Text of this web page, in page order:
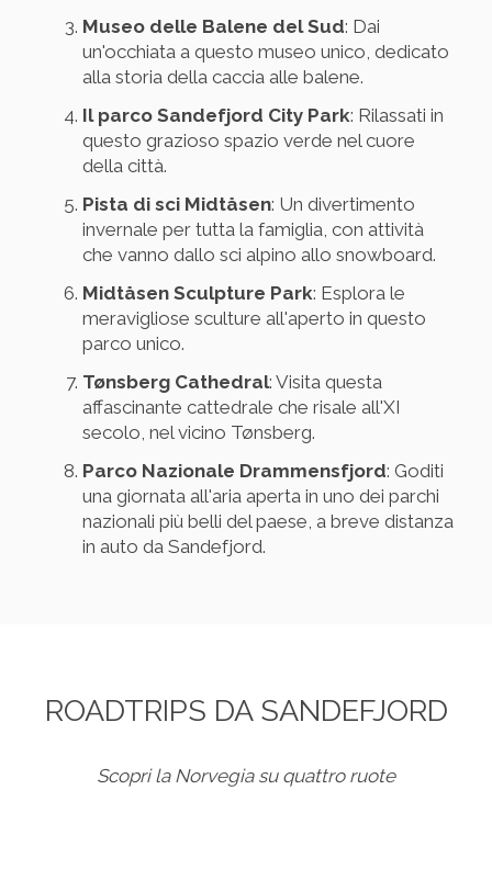
Museo delle Balene del Sud: Dai
un'occhiata a questo museo unico, dedicato
alla storia della caccia alle balene.
Il parco Sandefjord City Park: Rilassati in
questo grazioso spazio verde nel cuore
della città.
Pista di sci Midtåsen: Un divertimento
invernale per tutta la famiglia, con attività
che vanno dallo sci alpino allo snowboard.
Midtåsen Sculpture Park: Esplora le
meravigliose sculture all'aperto in questo
parco unico.
Tønsberg Cathedral: Visita questa
affascinante cattedrale che risale all'XI
secolo, nel vicino Tønsberg.
Parco Nazionale Drammensfjord: Goditi
una giornata all'aria aperta in uno dei parchi
nazionali più belli del paese, a breve distanza
in auto da Sandefjord.
ROADTRIPS DA SANDEFJORD
Scopri la Norvegia su quattro ruote